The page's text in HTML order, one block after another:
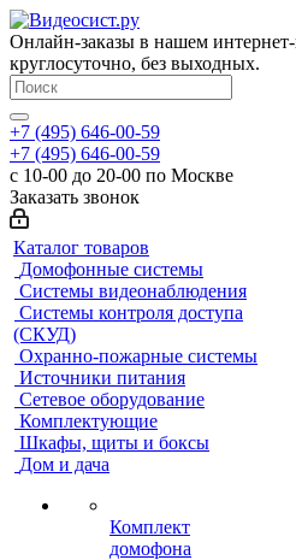
Онлайн-заказы в нашем
круглосуточно, без выходных.
+7 (495) 646-00-59
+7 (495) 646-00-59
с 10-00 до 20-00 по Москве
Заказать звонок
Каталог товаров
Домофонные системы
Системы видеонаблюдения
Системы контроля доступа
(СКУД)
Охранно-пожарные системы
Источники питания
Сетевое оборудование
Комплектующие
Шкафы, щиты и боксы
Дом и дача
Комплект
домофона